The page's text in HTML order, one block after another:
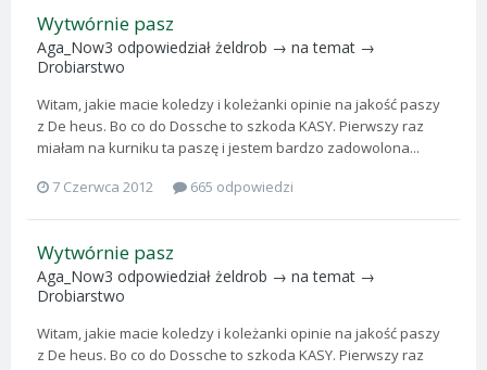
Wytwórnie pasz
Aga_Now3 odpowiedział żeldrob → na temat →
Drobiarstwo
Witam, jakie macie koledzy i koleżanki opinie na jakość paszy
z De heus. Bo co do Dossche to szkoda KASY. Pierwszy raz
miałam na kurniku ta paszę i jestem bardzo zadowolona...
7 Czerwca 2012
665 odpowiedzi
Wytwórnie pasz
Aga_Now3 odpowiedział żeldrob → na temat →
Drobiarstwo
Witam, jakie macie koledzy i koleżanki opinie na jakość paszy
z De heus. Bo co do Dossche to szkoda KASY. Pierwszy raz